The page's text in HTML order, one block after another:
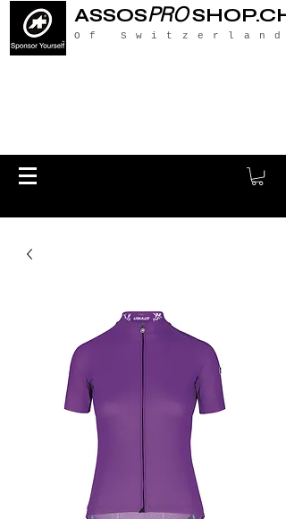
ASSOSPROSHOP.CH
Of Switzerland